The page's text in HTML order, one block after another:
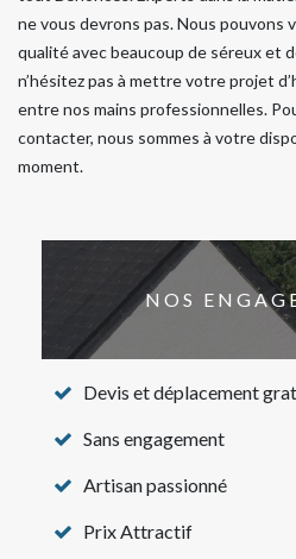
ne vous devrons pas. Nous
qualité avec beaucoup de séreux et
n’hésitez pas à mettre votre projet
entre nos mains professionnelles.
contacter, nous sommes à votre
moment.
NOS
Devis et déplacement
Sans engagement
Artisan passionné
Prix Attractif